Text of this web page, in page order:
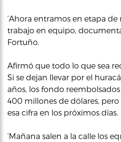
‘Ahora entramos en etapa
trabajo en equipo,
Fortuño.
Afirmó que todo lo que sea
Si se dejan llevar por el
años, los fondo
400 millones de dólares,
esa cifra en los próximos días.
‘Mañana salen a la calle los